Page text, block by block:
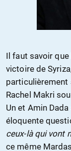
Il faut savoir
victoire de
particulièrement
Rachel Makri
Un et Amin
éloquente
ceux-là qui vont
ce même